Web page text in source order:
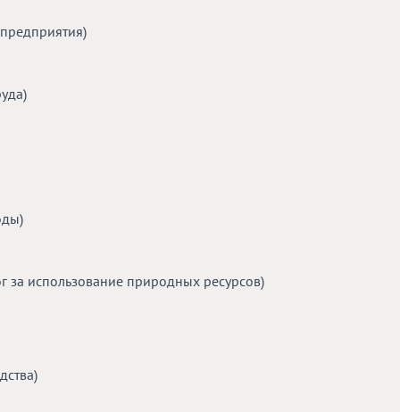
использование природных ресурсов)